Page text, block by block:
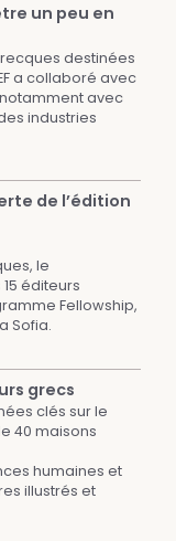
un peu en
destinées
a collaboré avec
notamment avec
industries
de l’édition
le
éditeurs
Fellowship,
Sofia.
grecs
clés sur le
40 maisons
humaines et
illustrés et